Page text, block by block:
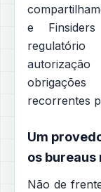
e
recorrentes
Um
os bureaus
Não de